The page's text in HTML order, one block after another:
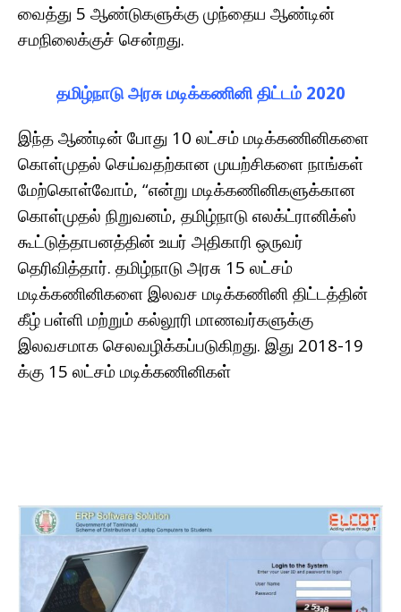
வைத்து 5 ஆண்டுகளுக்கு முந்தைய ஆண்டின்
சமநிலைக்குச் சென்றது.
தமிழ்நாடு அரசு மடிக்கணினி திட்டம் 2020
இந்த ஆண்டின் போது 10 லட்சம் மடிக்கணினிகளை
கொள்முதல் செய்வதற்கான முயற்சிகளை நாங்கள்
மேற்கொள்வோம், “என்று மடிக்கணினிகளுக்கான
கொள்முதல் நிறுவனம், தமிழ்நாடு எலக்ட்ரானிக்ஸ்
கூட்டுத்தாபனத்தின் உயர் அதிகாரி ஒருவர்
தெரிவித்தார். தமிழ்நாடு அரசு 15 லட்சம்
மடிக்கணினிகளை இலவச மடிக்கணினி திட்டத்தின்
கீழ் பள்ளி மற்றும் கல்லூரி மாணவர்களுக்கு
இலவசமாக செலவழிக்கப்படுகிறது. இது 2018-19
க்கு 15 லட்சம் மடிக்கணினிகள்